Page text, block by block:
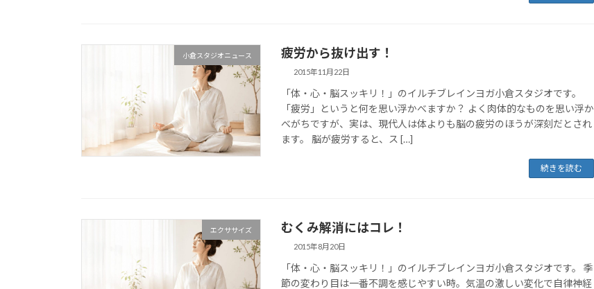
小倉スタジオニュース 疲労から抜け出す！
2015年11月22日
「体・心・脳スッキリ！」のイルチブレインヨガ小倉スタジオです。
「疲労」というと何を思い浮かべますか？ よく肉体的なものを思い浮か
べがちですが、実は、現代人は体よりも脳の疲労のほうが深刻だとされ
ます。 脳が疲労すると、ス […]
続きを読む
エクササイズ むくみ解消にはコレ！
2015年8月20日
「体・心・脳スッキリ！」のイルチブレインヨガ小倉スタジオです。 季
節の変わり目は一番不調を感じやすい時。気温の激しい変化で自律神経